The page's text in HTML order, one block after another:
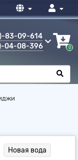
83-09-614
04-08-396
0
Новая вода